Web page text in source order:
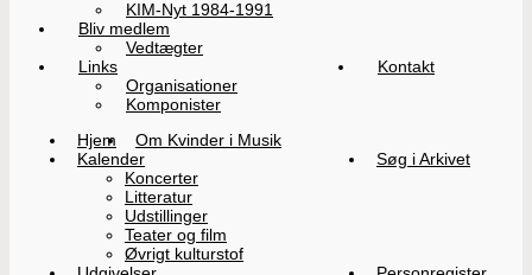
KIM-Nyt 1984-1991
Bliv medlem
Vedtægter
Links
Organisationer
Komponister
Kontakt
Hjem
Om Kvinder i Musik
Kalender
Koncerter
Litteratur
Udstillinger
Teater og film
Øvrigt kulturstof
Søg i Arkivet